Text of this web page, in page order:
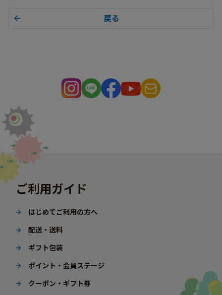
戻る
ご利用ガイド
はじめてご利用の方へ
配送・送料
ギフト包装
ポイント・会員ステージ
クーポン・ギフト券